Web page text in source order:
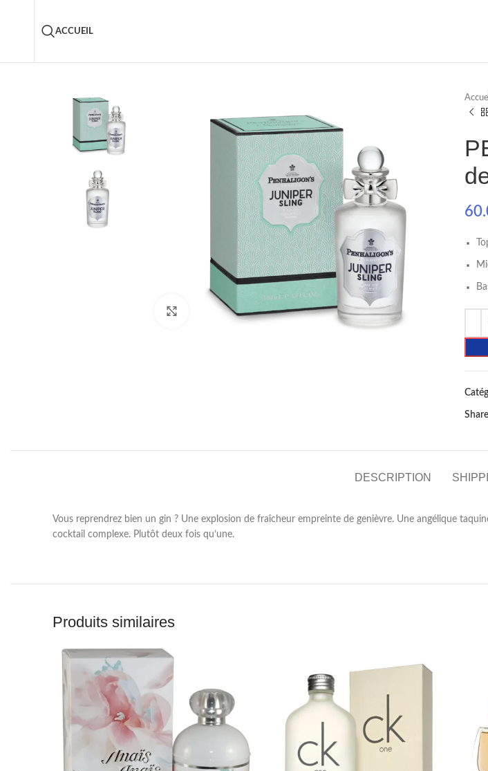
ACCUEIL
Click to enlarge
DESCRIPTION
Vous reprendrez bien un gin ? Une explosion de fraîcheur empreinte de genièvre. Une angélique
cocktail complexe. Plutôt deux fois qu’une.
Produits similaires